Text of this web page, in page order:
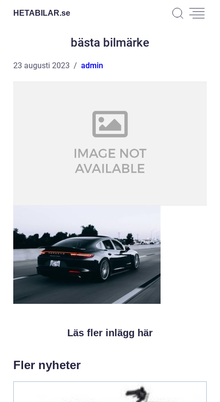
HETABILAR.se
bästa bilmärke
23 augusti 2023 admin
Läs fler inlägg här
Fler nyheter